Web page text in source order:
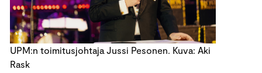
UPM:n toimitusjohtaja Jussi Pesonen. Kuva: Aki
Rask